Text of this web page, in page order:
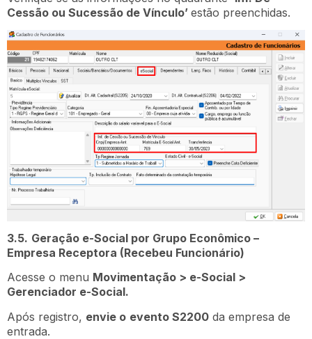
Cessão ou Sucessão de Vínculo’ estão preenchidas.
3.5. Geração e-Social por Grupo Econômico –
Empresa Receptora (Recebeu Funcionário)
Acesse o menu Movimentação > e-Social >
Gerenciador e-Social.
Após registro, envie o evento S2200 da empresa de
entrada.